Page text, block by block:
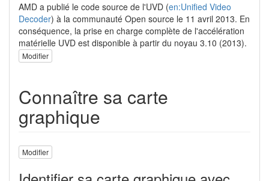
AMD a publié le code source de l'UVD (en:Unified Video
Decoder) à la communauté Open source le 11 avril 2013. En
conséquence, la prise en charge complète de l'accélération
matérielle UVD est disponible à partir du noyau 3.10 (2013).
Modifier
Connaître sa carte
graphique
Modifier